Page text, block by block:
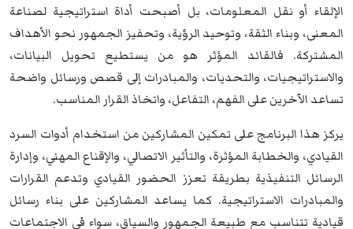
الإلقاء أو نقل المعلومات، بل أصبحت أداة استراتيجية لصناعة
المعنى، وبناء الثقة، وتوحيد الرؤية، وتحفيز الجمهور نحو الأهداف
المشتركة. فالقائد المؤثر هو من يستطيع تحويل البيانات،
والاستراتيجيات، والتحديات، والمبادرات إلى قصص ورسائل واضحة
تساعد الآخرين على الفهم، التفاعل، واتخاذ القرار المناسب.
يركز هذا البرنامج على تمكين المشاركين من استخدام أدوات السرد
القيادي، والخطابة المؤثرة، والتأثير الاتصالي، والإقناع المهني، وإدارة
الرسائل التنفيذية بطريقة تعزز الحضور القيادي وتدعم القرارات
والمبادرات الاستراتيجية. كما يساعد المشاركين على بناء رسائل
قيادية تتناسب مع طبيعة الجمهور والسياق، سواء في الاجتماعات